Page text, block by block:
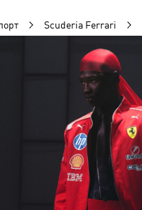
Scuderia Ferrari